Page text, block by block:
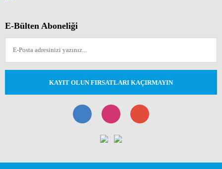
E-Bülten Aboneliği
KAYIT OLUN FIRSATLARI KAÇIRMAYIN